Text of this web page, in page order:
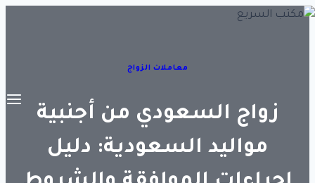
التجاوز
معاملات الزواج
زواج السعودي من أجنبية
مواليد السعودية: دليل